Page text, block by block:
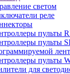
светом
реле
пульты
пульты
пульты
для